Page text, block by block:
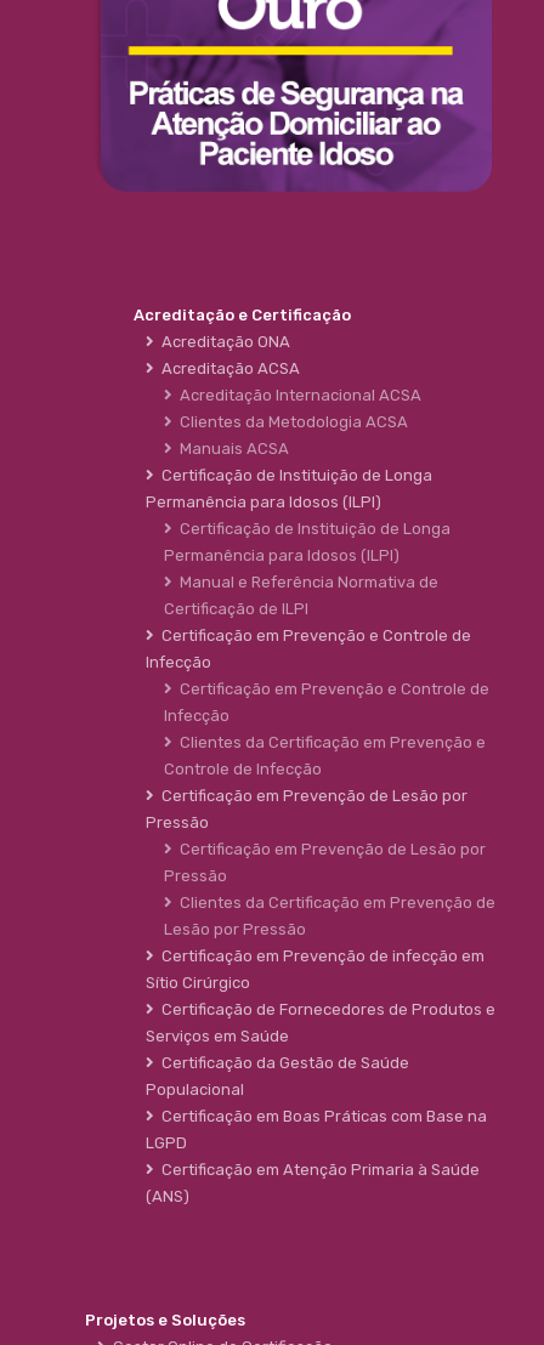
Acreditação e Certificação
Acreditação ONA
Acreditação ACSA
Acreditação Internacional ACSA
Clientes da Metodologia ACSA
Manuais ACSA
Certificação de Instituição de Longa
Permanência para Idosos (ILPI)
Certificação de Instituição de Longa
Permanência para Idosos (ILPI)
Manual e Referência Normativa de
Certificação de ILPI
Certificação em Prevenção e Controle de
Infecção
Certificação em Prevenção e Controle de
Infecção
Clientes da Certificação em Prevenção e
Controle de Infecção
Certificação em Prevenção de Lesão por
Pressão
Certificação em Prevenção de Lesão por
Pressão
Clientes da Certificação em Prevenção de
Lesão por Pressão
Certificação em Prevenção de infecção em
Sítio Cirúrgico
Certificação de Fornecedores de Produtos e
Serviços em Saúde
Certificação da Gestão de Saúde
Populacional
Certificação em Boas Práticas com Base na
LGPD
Certificação em Atenção Primaria à Saúde
(ANS)
Projetos e Soluções